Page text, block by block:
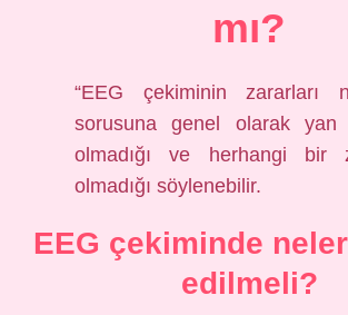
mı?
“EEG çekiminin zararları
sorusuna genel olarak yan
olmadığı ve herhangi bir
olmadığı söylenebilir.
EEG çekiminde
edilmeli?